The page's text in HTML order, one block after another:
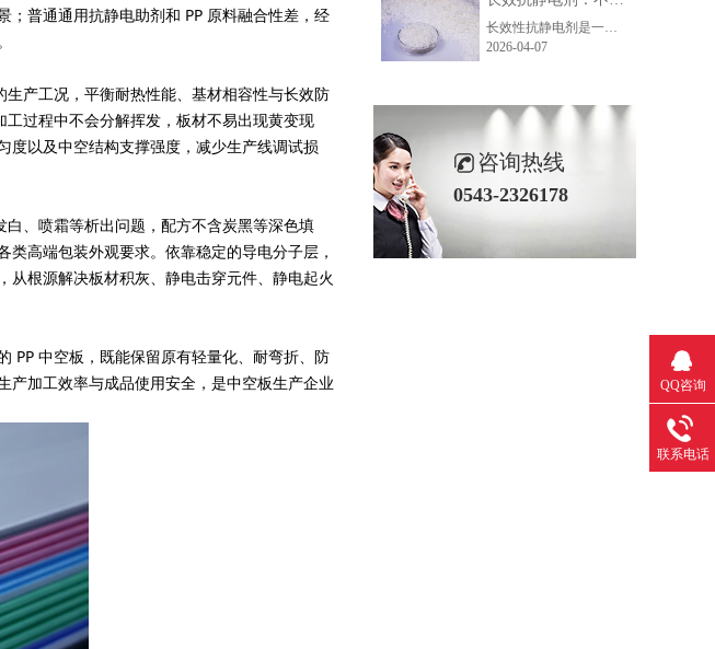
普通通用抗静电助剂和 PP 原料融合性差，经
产工况，平衡耐热性能、基材相容性与长效防
过程中不会分解挥发，板材不易出现黄变现
度以及中空结构支撑强度，减少生产线调试损
、喷霜等析出问题，配方不含炭黑等深色填
高端包装外观要求。依靠稳定的导电分子层，
根源解决板材积灰、静电击穿元件、静电起火
PP 中空板，既能保留原有轻量化、耐弯折、防
产加工效率与成品使用安全，是中空板生产企业
长效性抗静电剂是一种通过特殊导电机理实现持久抗静电效果的功能助剂。与传统的吸湿性抗静电剂不同，它并非依赖表面吸水形成导电层，而是依靠在制品内部构建三维导电网格结构。这种网格能在材料内部形成电荷传递通路，从而迅速耗散静电，实现高效、稳定的抗静电性能。
2026-04-07
咨询热线
0543-2326178
QQ咨询
联系电话